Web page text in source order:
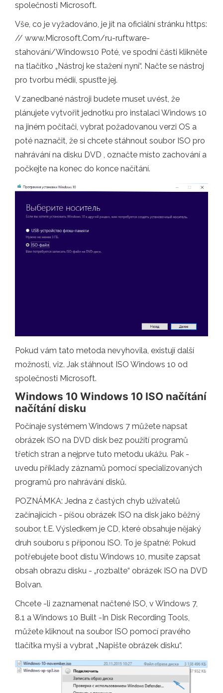
společnosti Microsoft.
Vše, co je vyžadováno, je jít na oficiální stránku https:
// www.Microsoft.Com/ru-ruftware-
stahování/Windows10 Poté, ve spodní části klikněte
na tlačítko „Nástroj ke stažení nyní“. Načte se nástroj
pro tvorbu médií, spusťte jej.
V zanedbané nástroji budete muset uvést, že
plánujete vytvořit jednotku pro instalaci Windows 10
na jiném počítači, vybrat požadovanou verzi OS a
poté naznačit, že si chcete stáhnout soubor ISO pro
nahrávání na disku DVD , označte místo zachování a
počkejte na konec do konce načítání.
Pokud vám tato metoda nevyhovila, existují další
možnosti, viz. Jak stáhnout ISO Windows 10 od
společnosti Microsoft.
Windows 10 Windows 10 ISO načítání
načítání disku
Počínaje systémem Windows 7 můžete napsat
obrázek ISO na DVD disk bez použití programů
třetích stran a nejprve tuto metodu ukážu. Pak -
uvedu příklady záznamů pomocí specializovaných
programů pro nahrávání disků.
POZNÁMKA: Jedna z častých chyb uživatelů
začínajících - píšou obrázek ISO na disk jako běžný
soubor, t.E. Výsledkem je CD, které obsahuje nějaký
druh souboru s příponou ISO. To je špatné: Pokud
potřebujete boot distu Windows 10, musíte zapsat
obsah obrazu disku - „rozbalte“ obrázek ISO na DVD
Bolvan.
Chcete -li zaznamenat načtené ISO, v Windows 7,
8.1 a Windows 10 Built -In Disk Recording Tools,
můžete kliknout na soubor ISO pomocí pravého
tlačítka myši a vybrat „Napište obrázek disku“.